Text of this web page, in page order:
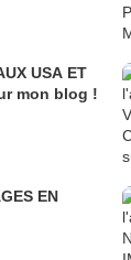
USA ET
mon blog !
EN